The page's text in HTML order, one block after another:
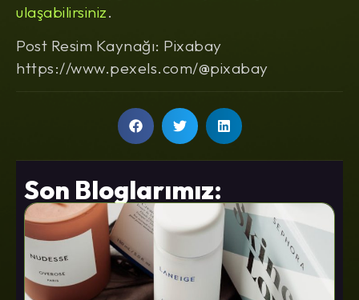
ulaşabilirsiniz.
Post Resim Kaynağı: Pixabay
https://www.pexels.com/@pixabay
Son Bloglarımız: